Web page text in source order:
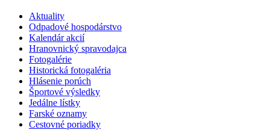
Aktuality
Odpadové hospodárstvo
Kalendár akcií
Hranovnický spravodajca
Fotogalérie
Historická fotogaléria
Hlásenie porúch
Športové výsledky
Jedálne lístky
Farské oznamy
Cestovné poriadky